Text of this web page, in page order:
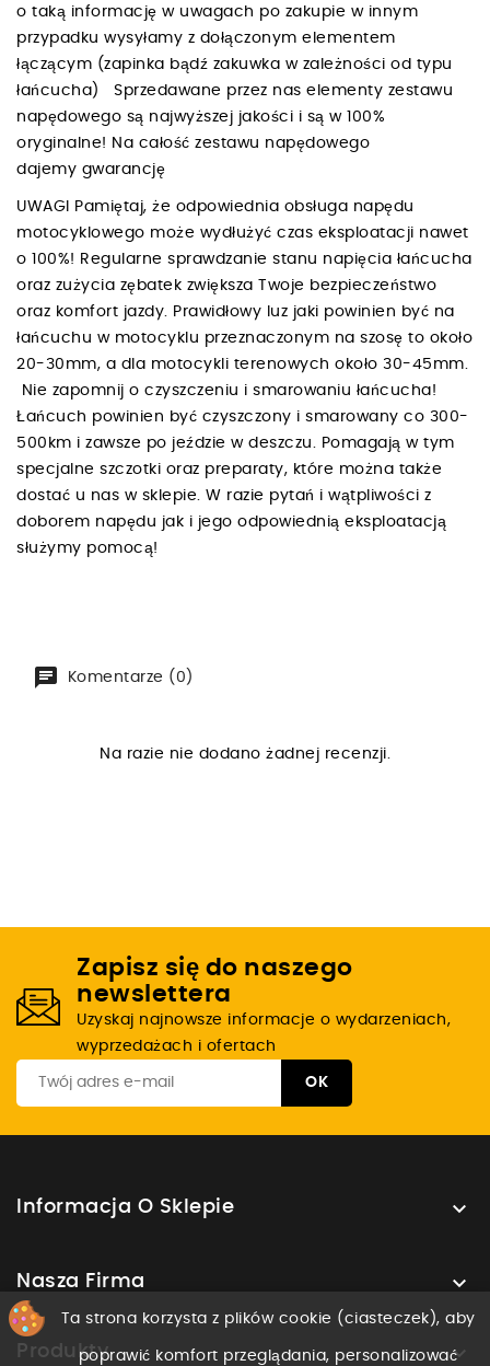
o taką informację w uwagach po zakupie w innym
przypadku wysyłamy z dołączonym elementem
łączącym (zapinka bądź zakuwka w zależności od typu
łańcucha) Sprzedawane przez nas elementy zestawu
napędowego są najwyższej jakości i są w 100%
oryginalne! Na całość zestawu napędowego
dajemy gwarancję
UWAGI Pamiętaj, że odpowiednia obsługa napędu
motocyklowego może wydłużyć czas eksploatacji nawet
o 100%! Regularne sprawdzanie stanu napięcia łańcucha
oraz zużycia zębatek zwiększa Twoje bezpieczeństwo
oraz komfort jazdy. Prawidłowy luz jaki powinien być na
łańcuchu w motocyklu przeznaczonym na szosę to około
20-30mm, a dla motocykli terenowych około 30-45mm.
Nie zapomnij o czyszczeniu i smarowaniu łańcucha!
Łańcuch powinien być czyszczony i smarowany co 300-
500km i zawsze po jeździe w deszczu. Pomagają w tym
specjalne szczotki oraz preparaty, które można także
dostać u nas w sklepie. W razie pytań i wątpliwości z
doborem napędu jak i jego odpowiednią eksploatacją
służymy pomocą!
Komentarze (0)
Na razie nie dodano żadnej recenzji.
Zapisz się do naszego
newslettera
Uzyskaj najnowsze informacje o wydarzeniach,
wyprzedażach i ofertach
Informacja O Sklepie 
Nasza Firma 
Produkty 
Ta strona korzysta z plików cookie (ciasteczek), aby
poprawić komfort przeglądania, personalizować